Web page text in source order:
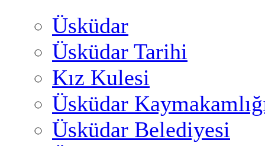
Üsküdar
Üsküdar Tarihi
Kız Kulesi
Üsküdar
Üsküdar Belediyesi